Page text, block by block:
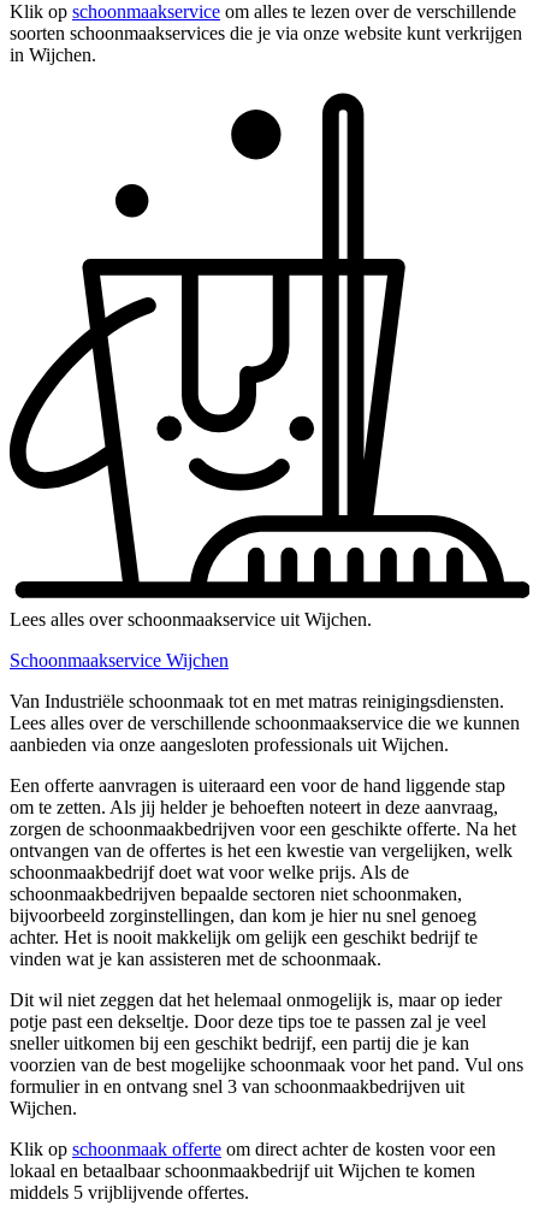
Klik op schoonmaakservice om alles te lezen over de verschillende
soorten schoonmaakservices die je via onze website kunt verkrijgen
in Wijchen.
Lees alles over schoonmaakservice uit Wijchen.
Schoonmaakservice Wijchen
Van Industriële schoonmaak tot en met matras reinigingsdiensten.
Lees alles over de verschillende schoonmaakservice die we kunnen
aanbieden via onze aangesloten professionals uit Wijchen.
Een offerte aanvragen is uiteraard een voor de hand liggende stap
om te zetten. Als jij helder je behoeften noteert in deze aanvraag,
zorgen de schoonmaakbedrijven voor een geschikte offerte. Na het
ontvangen van de offertes is het een kwestie van vergelijken, welk
schoonmaakbedrijf doet wat voor welke prijs. Als de
schoonmaakbedrijven bepaalde sectoren niet schoonmaken,
bijvoorbeeld zorginstellingen, dan kom je hier nu snel genoeg
achter. Het is nooit makkelijk om gelijk een geschikt bedrijf te
vinden wat je kan assisteren met de schoonmaak.
Dit wil niet zeggen dat het helemaal onmogelijk is, maar op ieder
potje past een dekseltje. Door deze tips toe te passen zal je veel
sneller uitkomen bij een geschikt bedrijf, een partij die je kan
voorzien van de best mogelijke schoonmaak voor het pand. Vul ons
formulier in en ontvang snel 3 van schoonmaakbedrijven uit
Wijchen.
Klik op schoonmaak offerte om direct achter de kosten voor een
lokaal en betaalbaar schoonmaakbedrijf uit Wijchen te komen
middels 5 vrijblijvende offertes.